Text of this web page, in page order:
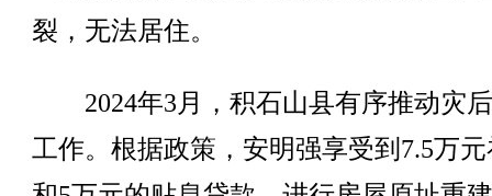
裂，无法居住。
2024年3月，积石山县有序推动灾
工作。根据政策，安明强享受到7.5万